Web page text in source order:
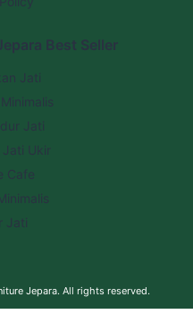
Best Seller
Jati
Jati
Jati Ukir
Cafe
Jati
Jepara. All rights reserved.